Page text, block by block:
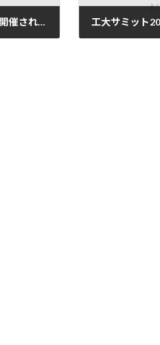
学部4年生の総合研究Ⅰ発表会が開催されました